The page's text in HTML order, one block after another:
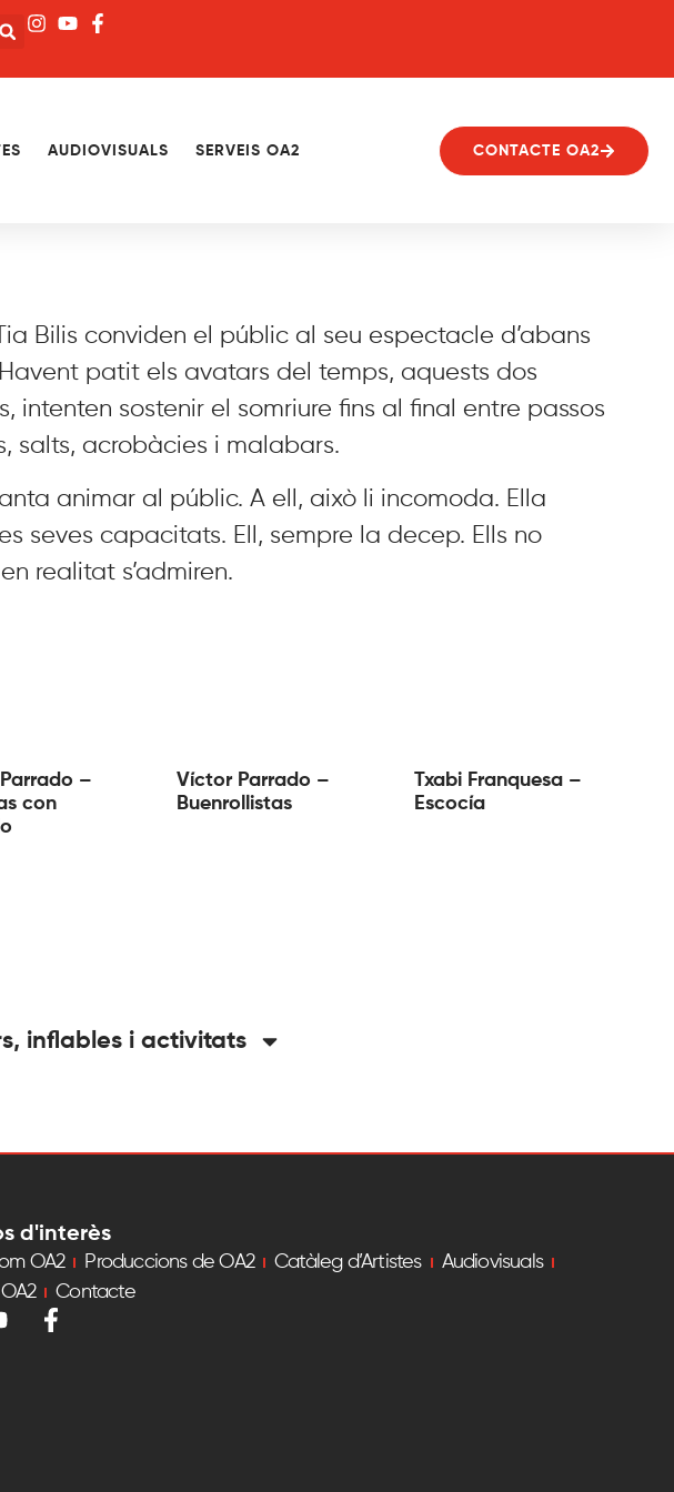
AUDIOVISUALS SERVEIS OA2 CONTACTE OA2
Bilis conviden el públic al seu espectacle d’abans
Havent patit els avatars del temps, aquests dos
intenten sostenir el somriure fins al final entre passos
salts, acrobàcies i malabars.
animar al públic. A ell, això li incomoda. Ella
seves capacitats. Ell, sempre la decep. Ells no
realitat s’admiren.
–
con
Víctor Parrado –
Buenrollistas
Txabi Franquesa –
Escocía
inflables i activitats
d'interès
OA2 Produccions de OA2 Catàleg d’Artistes
Audiovisuals
Contacte